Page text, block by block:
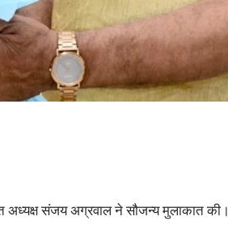
अध्यक्ष संजय अग्रवाल ने सौजन्य मुलाकात की।